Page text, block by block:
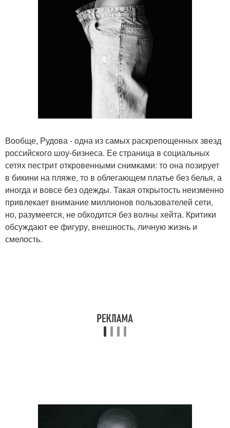
Вообще, Рудова - одна из самых раскрепощенных звезд
российского шоу-бизнеса. Ее страница в социальных
сетях пестрит откровенными снимками: то она позирует
в бикини на пляже, то в облегающем платье без белья, а
иногда и вовсе без одежды. Такая открытость неизменно
привлекает внимание миллионов пользователей сети,
но, разумеется, не обходится без волны хейта. Критики
обсуждают ее фигуру, внешность, личную жизнь и
смелость.